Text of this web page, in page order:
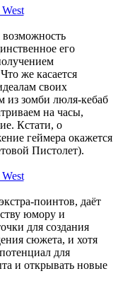
возможность
его
же касается
своих
из зомби люля-кебаб
на часы,
Кстати, о
геймера окажется
Пистолет).
поинтов, даёт
юмору и
для создания
сюжета, и хотя
для
и открывать новые